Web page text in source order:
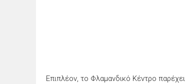
Επιπλέον, το Φλαμανδικό Κέντρο